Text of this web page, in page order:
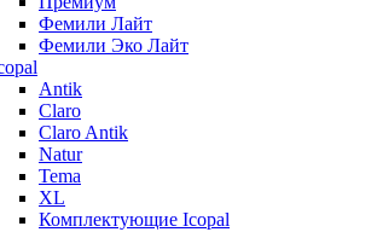
Фемили Лайт
Фемили Эко Лайт
Antik
Claro
Claro Antik
Natur
Tema
XL
Комплектующие Icopal